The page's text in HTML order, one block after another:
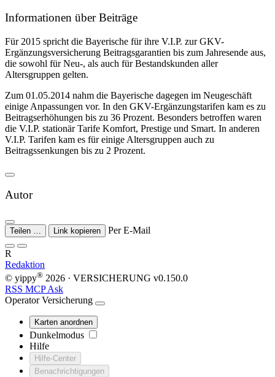
Informationen über Beiträge
Für 2015 spricht die Bayerische für ihre V.I.P. zur GKV-
Ergänzungsversicherung Beitragsgarantien bis zum Jahresende aus,
die sowohl für Neu-, als auch für Bestandskunden aller
Altersgruppen gelten.
Zum 01.05.2014 nahm die Bayerische dagegen im Neugeschäft
einige Anpassungen vor. In den GKV-Ergänzungstarifen kam es zu
Beitragserhöhungen bis zu 36 Prozent. Besonders betroffen waren
die V.I.P. stationär Tarife Komfort, Prestige und Smart. In anderen
V.I.P. Tarifen kam es für einige Altersgruppen auch zu
Beitragssenkungen bis zu 2 Prozent.
Autor
Teilen … Link kopieren Per E-Mail
R
Redaktion
© yippy® 2026 · VERSICHERUNG v0.150.0
RSS MCPAsk
Operator Versicherung
Karten anordnen
Dunkelmodus
Hilfe
Hilfe-Center
Benachrichtigungen